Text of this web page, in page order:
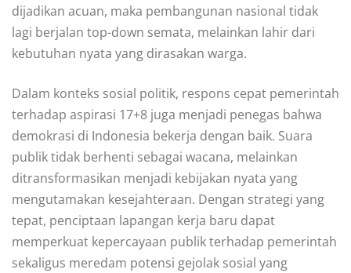
dijadikan acuan, maka pembangunan nasional tidak
lagi berjalan top-down semata, melainkan lahir dari
kebutuhan nyata yang dirasakan warga.
Dalam konteks sosial politik, respons cepat pemerintah
terhadap aspirasi 17+8 juga menjadi penegas bahwa
demokrasi di Indonesia bekerja dengan baik. Suara
publik tidak berhenti sebagai wacana, melainkan
ditransformasikan menjadi kebijakan nyata yang
mengutamakan kesejahteraan. Dengan strategi yang
tepat, penciptaan lapangan kerja baru dapat
memperkuat kepercayaan publik terhadap pemerintah
sekaligus meredam potensi gejolak sosial yang